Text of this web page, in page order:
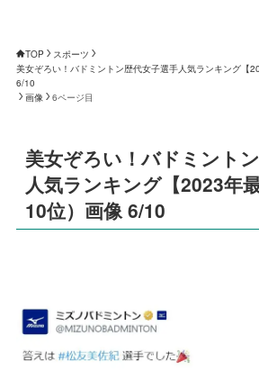
TOP
スポーツ
美女ぞろい！バドミントン歴代女子選手人気ランキング【
6/10
画像
6ページ目
美女ぞろい！バドミント
人気ランキング【2023年
10位）画像 6/10